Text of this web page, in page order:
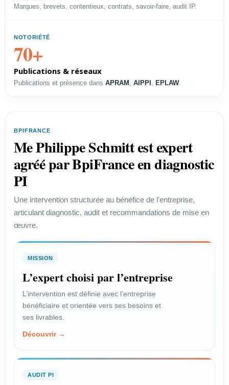
Voir le profil →
PROFIL
Directeur Juridique
Structurer une délégation
industrielle.
Voir le profil →
PROFIL
Start-up
protéger un projet innovant.
PROFIL
Marques, brevets, contentieux, contrats, savoir-faire, audit IP.
NOTORIÉTÉ
70+
Publications & réseaux
Publications et présence dans APRAM , AIPPI , EPLAW.
BPIFRANCE
Me Philippe Schmitt est expert
agréé par BpiFrance en diagnostic
PI
Une intervention structurée au bénéfice de l’entreprise,
articulant diagnostic, audit et recommandations de mise en
œuvre.
MISSION
L’expert choisi par l’entreprise
L’intervention est définie avec l’entreprise
bénéficiaire et orientée vers ses besoins et
ses livrables.
Découvrir →
AUDIT PI